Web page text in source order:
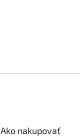
Ako nakupovať